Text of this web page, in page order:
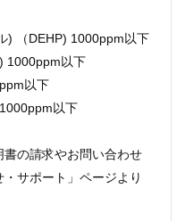
) （DEHP) 1000ppm以下
1000ppm以下
以下
以下
の請求やお問い合わせ
サポート 」ページより